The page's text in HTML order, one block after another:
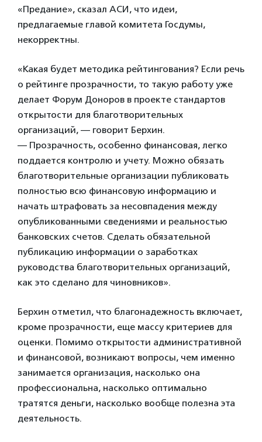
«Предание», сказал АСИ, что идеи,
предлагаемые главой комитета Госдумы,
некорректны.
«Какая будет методика рейтингования? Если речь
о рейтинге прозрачности, то такую работу уже
делает Форум Доноров в проекте стандартов
открытости для благотворительных
организаций, — говорит Берхин.
— Прозрачность, особенно финансовая, легко
поддается контролю и учету. Можно обязать
благотворительные организации публиковать
полностью всю финансовую информацию и
начать штрафовать за несовпадения между
опубликованными сведениями и реальностью
банковских счетов. Сделать обязательной
публикацию информации о заработках
руководства благотворительных организаций,
как это сделано для чиновников».
Берхин отметил, что благонадежность включает,
кроме прозрачности, еще массу критериев для
оценки. Помимо открытости административной
и финансовой, возникают вопросы, чем именно
занимается организация, насколько она
профессиональна, насколько оптимально
тратятся деньги, насколько вообще полезна эта
деятельность.